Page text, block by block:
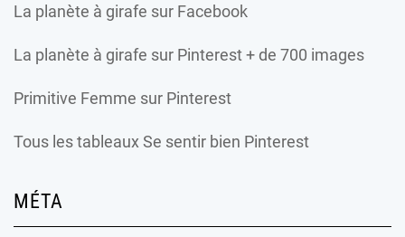
La planète à girafe sur Facebook
La planète à girafe sur Pinterest + de 700 images
Primitive Femme sur Pinterest
Tous les tableaux Se sentir bien Pinterest
MÉTA